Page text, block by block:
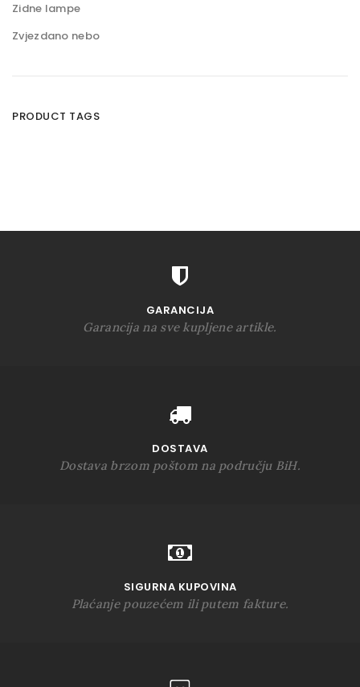
Zidne lampe
Zvjezdano nebo
PRODUCT TAGS
GARANCIJA
Garancija na sve kupljene artikle.
DOSTAVA
Dostava brzom poštom na području BiH.
SIGURNA KUPOVINA
Plaćanje pouzećem ili putem fakture.